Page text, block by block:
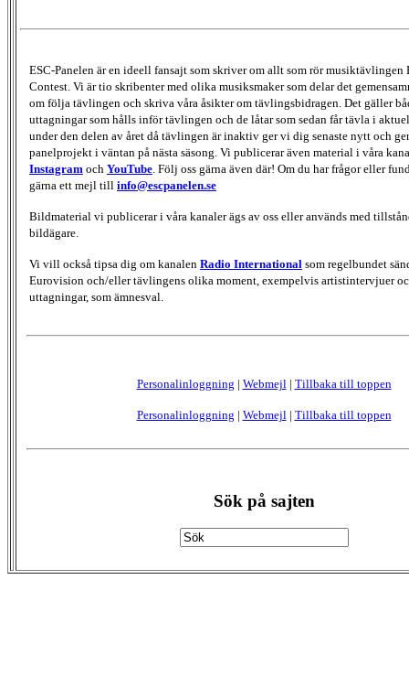
ESC-Panelen är en ideell fansajt som skriver om allt som rör musiktävlingen
Contest. Vi är tio skribenter med olika musiksmaker som delar det
om följa tävlingen och skriva våra åsikter om tävlingsbidragen. Det gäller
uttagningar som hålls inför tävlingen och de låtar som sedan får tävla i
under den delen av året då tävlingen är inaktiv ger vi dig senaste nytt och
panelprojekt i väntan på nästa säsong. Vi publicerar även material i våra
Instagram och YouTube . Följ oss gärna även där! Om du har frågor eller
gärna ett mejl till info@escpanelen.se
Bildmaterial vi publicerar i våra kanaler ägs av oss eller används med
bildägare.
Vi vill också tipsa dig om kanalen Radio International som regelbundet
Eurovision och/eller tävlingens olika moment, exempelvis artistintervjuer
uttagningar, som ämnesval.
Personalinloggning | Webmejl | Tillbaka till toppen
Personalinloggning | Webmejl | Tillbaka till toppen
Sök på sajten